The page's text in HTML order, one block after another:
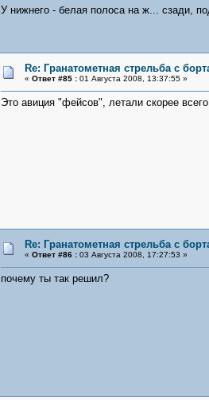
У нижнего - белая полоса на ж... сзади,
Re: Гранатометная стрельба с
« Ответ #85 :01 Августа 2008, 13:37:55 »
Это авиция "фейсов", летали скорее
Re: Гранатометная стрельба с
« Ответ #86 :03 Августа 2008, 17:27:53 »
почему ты так решил?